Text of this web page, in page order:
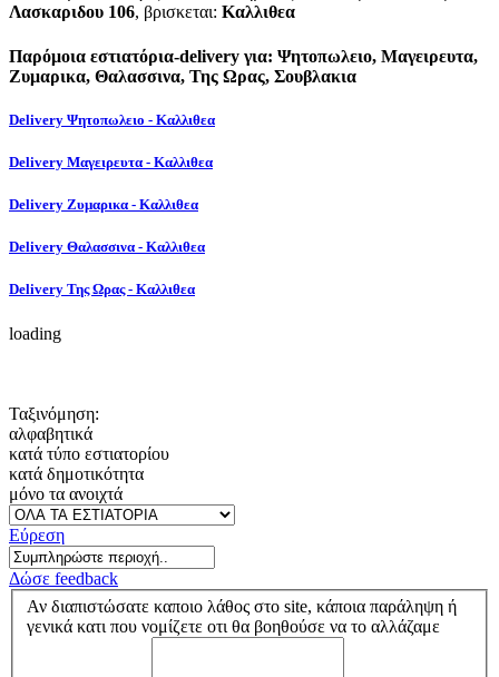
Λασκαριδου 106, βρισκεται: Καλλιθεα
Παρόμοια εστιατόρια-delivery για: Ψητοπωλειο, Μαγειρευτα,
Ζυμαρικα, Θαλασσινα, Της Ωρας, Σουβλακια
Delivery Ψητοπωλειο - Καλλιθεα
Delivery Μαγειρευτα - Καλλιθεα
Delivery Ζυμαρικα - Καλλιθεα
Delivery Θαλασσινα - Καλλιθεα
Delivery Της Ωρας - Καλλιθεα
loading
Ταξινόμηση:
αλφαβητικά
κατά τύπο εστιατορίου
κατά δημοτικότητα
μόνο τα ανοιχτά
Εύρεση
Δώσε feedback
Αν διαπιστώσατε καποιο λάθος στο site, κάποια παράληψη ή
γενικά κατι που νομίζετε οτι θα βοηθούσε να το αλλάζαμε